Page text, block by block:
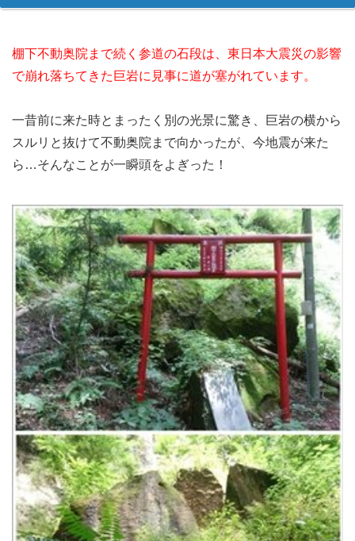
棚下不動奥院まで続く参道の石段は、東日本大震災の影響
で崩れ落ちてきた巨岩に見事に道が塞がれています。
一昔前に来た時とまったく別の光景に驚き、巨岩の横から
スルリと抜けて不動奥院まで向かったが、今地震が来た
ら…そんなことが一瞬頭をよぎった！